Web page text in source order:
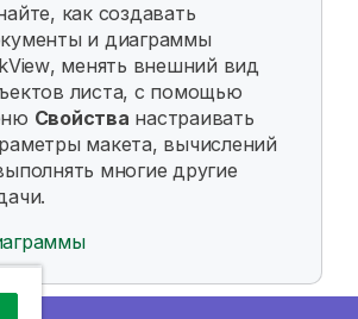
как создавать
и диаграммы
, менять внешний вид
листа, с помощью
Свойства настраивать
макета, вычислений
многие другие